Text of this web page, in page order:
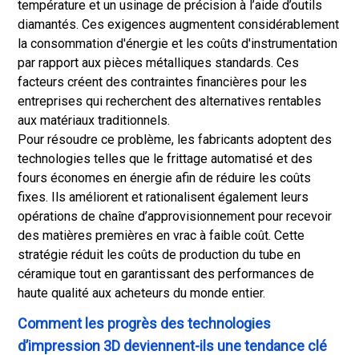
température et un usinage de précision à l’aide d’outils
diamantés. Ces exigences augmentent considérablement
la consommation d'énergie et les coûts d'instrumentation
par rapport aux pièces métalliques standards. Ces
facteurs créent des contraintes financières pour les
entreprises qui recherchent des alternatives rentables
aux matériaux traditionnels.
Pour résoudre ce problème, les fabricants adoptent des
technologies telles que le frittage automatisé et des
fours économes en énergie afin de réduire les coûts
fixes. Ils améliorent et rationalisent également leurs
opérations de chaîne d’approvisionnement pour recevoir
des matières premières en vrac à faible coût. Cette
stratégie réduit les coûts de production du tube en
céramique tout en garantissant des performances de
haute qualité aux acheteurs du monde entier.
Comment les progrès des technologies
d’impression 3D deviennent-ils une tendance clé